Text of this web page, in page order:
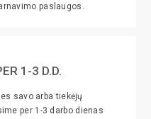
paslaugos.
1-3 D.D.
savo arba tiekėjų
per 1-3 darbo dienas